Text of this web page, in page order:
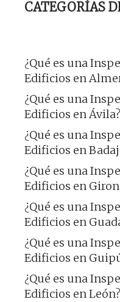
CATEGORÍAS
¿Qué es una
Edificios en
¿Qué es una
Edificios en Ávila?
¿Qué es una
Edificios en
¿Qué es una
Edificios en
¿Qué es una
Edificios en
¿Qué es una
Edificios en
¿Qué es una
Edificios en León?